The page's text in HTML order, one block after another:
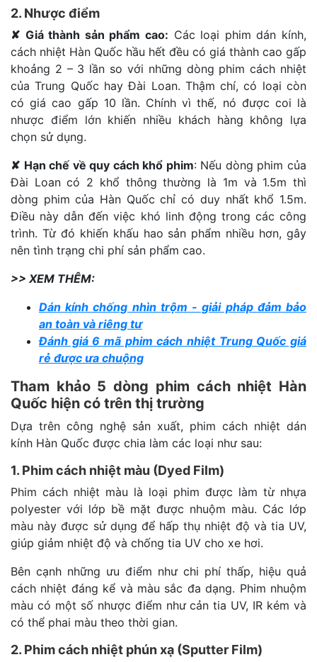
2. Nhược điểm
✘ Giá thành sản phẩm cao: Các loại phim dán kính,
cách nhiệt Hàn Quốc hầu hết đều có giá thành cao gấp
khoảng 2 – 3 lần so với những dòng phim cách nhiệt
của Trung Quốc hay Đài Loan. Thậm chí, có loại còn
có giá cao gấp 10 lần. Chính vì thế, nó được coi là
nhược điểm lớn khiến nhiều khách hàng không lựa
chọn sử dụng.
✘ Hạn chế về quy cách khổ phim: Nếu dòng phim của
Đài Loan có 2 khổ thông thường là 1m và 1.5m thì
dòng phim của Hàn Quốc chỉ có duy nhất khổ 1.5m.
Điều này dẫn đến việc khó linh động trong các công
trình. Từ đó khiến khấu hao sản phẩm nhiều hơn, gây
nên tình trạng chi phí sản phẩm cao.
>> XEM THÊM:
Dán kính chống nhìn trộm - giải pháp đảm bảo
an toàn và riêng tư
Đánh giá 6 mã phim cách nhiệt Trung Quốc giá
rẻ được ưa chuộng
Tham khảo 5 dòng phim cách nhiệt Hàn
Quốc hiện có trên thị trường
Dựa trên công nghệ sản xuất, phim cách nhiệt dán
kính Hàn Quốc được chia làm các loại như sau:
1. Phim cách nhiệt màu (Dyed Film)
Phim cách nhiệt màu là loại phim được làm từ nhựa
polyester với lớp bề mặt được nhuộm màu. Các lớp
màu này được sử dụng để hấp thụ nhiệt độ và tia UV,
giúp giảm nhiệt độ và chống tia UV cho xe hơi.
Bên cạnh những ưu điểm như chi phí thấp, hiệu quả
cách nhiệt đáng kể và màu sắc đa dạng. Phim nhuộm
màu có một số nhược điểm như cản tia UV, IR kém và
có thể phai màu theo thời gian.
2. Phim cách nhiệt phún xạ (Sputter Film)